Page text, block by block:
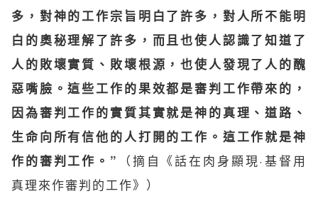
多，對神的工作宗旨明白了許多，對人所不能明
白的奧秘理解了許多，而且也使人認識了知道了
人的敗壞實質、敗壞根源，也使人發現了人的醜
惡嘴臉。這些工作的果效都是審判工作帶來的，
因為審判工作的實質其實就是神的真理、道路、
生命向所有信他的人打開的工作。這工作就是神
作的審判工作。”
（摘自《話在肉身顯現·基督用
真理來作審判的工作》）